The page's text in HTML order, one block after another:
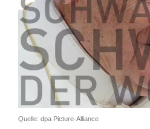
Quelle: dpa Picture-Alliance